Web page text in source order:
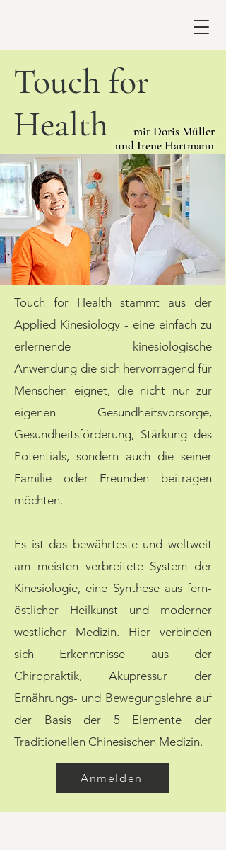
Touch for
Health
mit Doris Müller
und Irene Hartmann
Touch for Health stammt aus der
Applied Kinesiology - eine einfach zu
erlernende kinesiologische
Anwendung die sich hervorragend für
Menschen eignet, die nicht nur zur
eigenen Gesundheitsvorsorge,
Gesundheitsförderung, Stärkung des
Potentials, sondern auch die seiner
Familie oder Freunden beitragen
möchten.
Es ist das bewährteste und weltweit
am meisten verbreitete System der
Kinesiologie, eine Synthese aus fern-
östlicher Heilkunst und moderner
westlicher Medizin. Hier verbinden
sich Erkenntnisse aus der
Chiropraktik, Akupressur der
Ernährungs- und Bewegungslehre auf
der Basis der 5 Elemente der
Traditionellen Chinesischen Medizin.
Anmelden